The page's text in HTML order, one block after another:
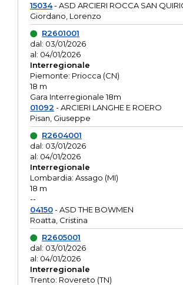
15034- ASD ARCIERI ROCCA SAN
Giordano, Lorenzo
R2601001
dal: 03/01/2026
al: 04/01/2026
Interregionale
Piemonte: Priocca (CN)
18 m
Gara Interregionale 18m
01092 - ARCIERI LANGHE E ROERO
Pisan, Giuseppe
R2604001
dal: 03/01/2026
al: 04/01/2026
Interregionale
Lombardia: Assago (MI)
18 m
--
04150- ASD THE BOWMEN
Roatta, Cristina
R2605001
dal: 03/01/2026
al: 04/01/2026
Interregionale
Trento: Rovereto (TN)